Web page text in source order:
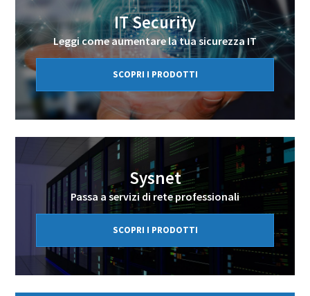
IT Security
Leggi come aumentare la tua sicurezza IT
SCOPRI I PRODOTTI
Sysnet
Passa a servizi di rete professionali
SCOPRI I PRODOTTI